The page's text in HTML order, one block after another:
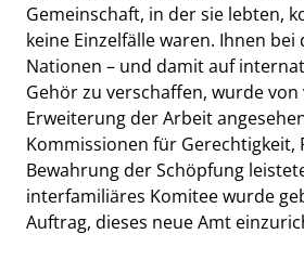
Gemeinschaft, in der sie lebten,
keine Einzelfälle waren. Ihnen bei
Nationen – und damit auf
Gehör zu verschaffen, wurde von
Erweiterung der Arbeit
Kommissionen für Gerechtigkeit,
Bewahrung der Schöpfung
interfamiliäres Komitee wurde
Auftrag, dieses neue Amt